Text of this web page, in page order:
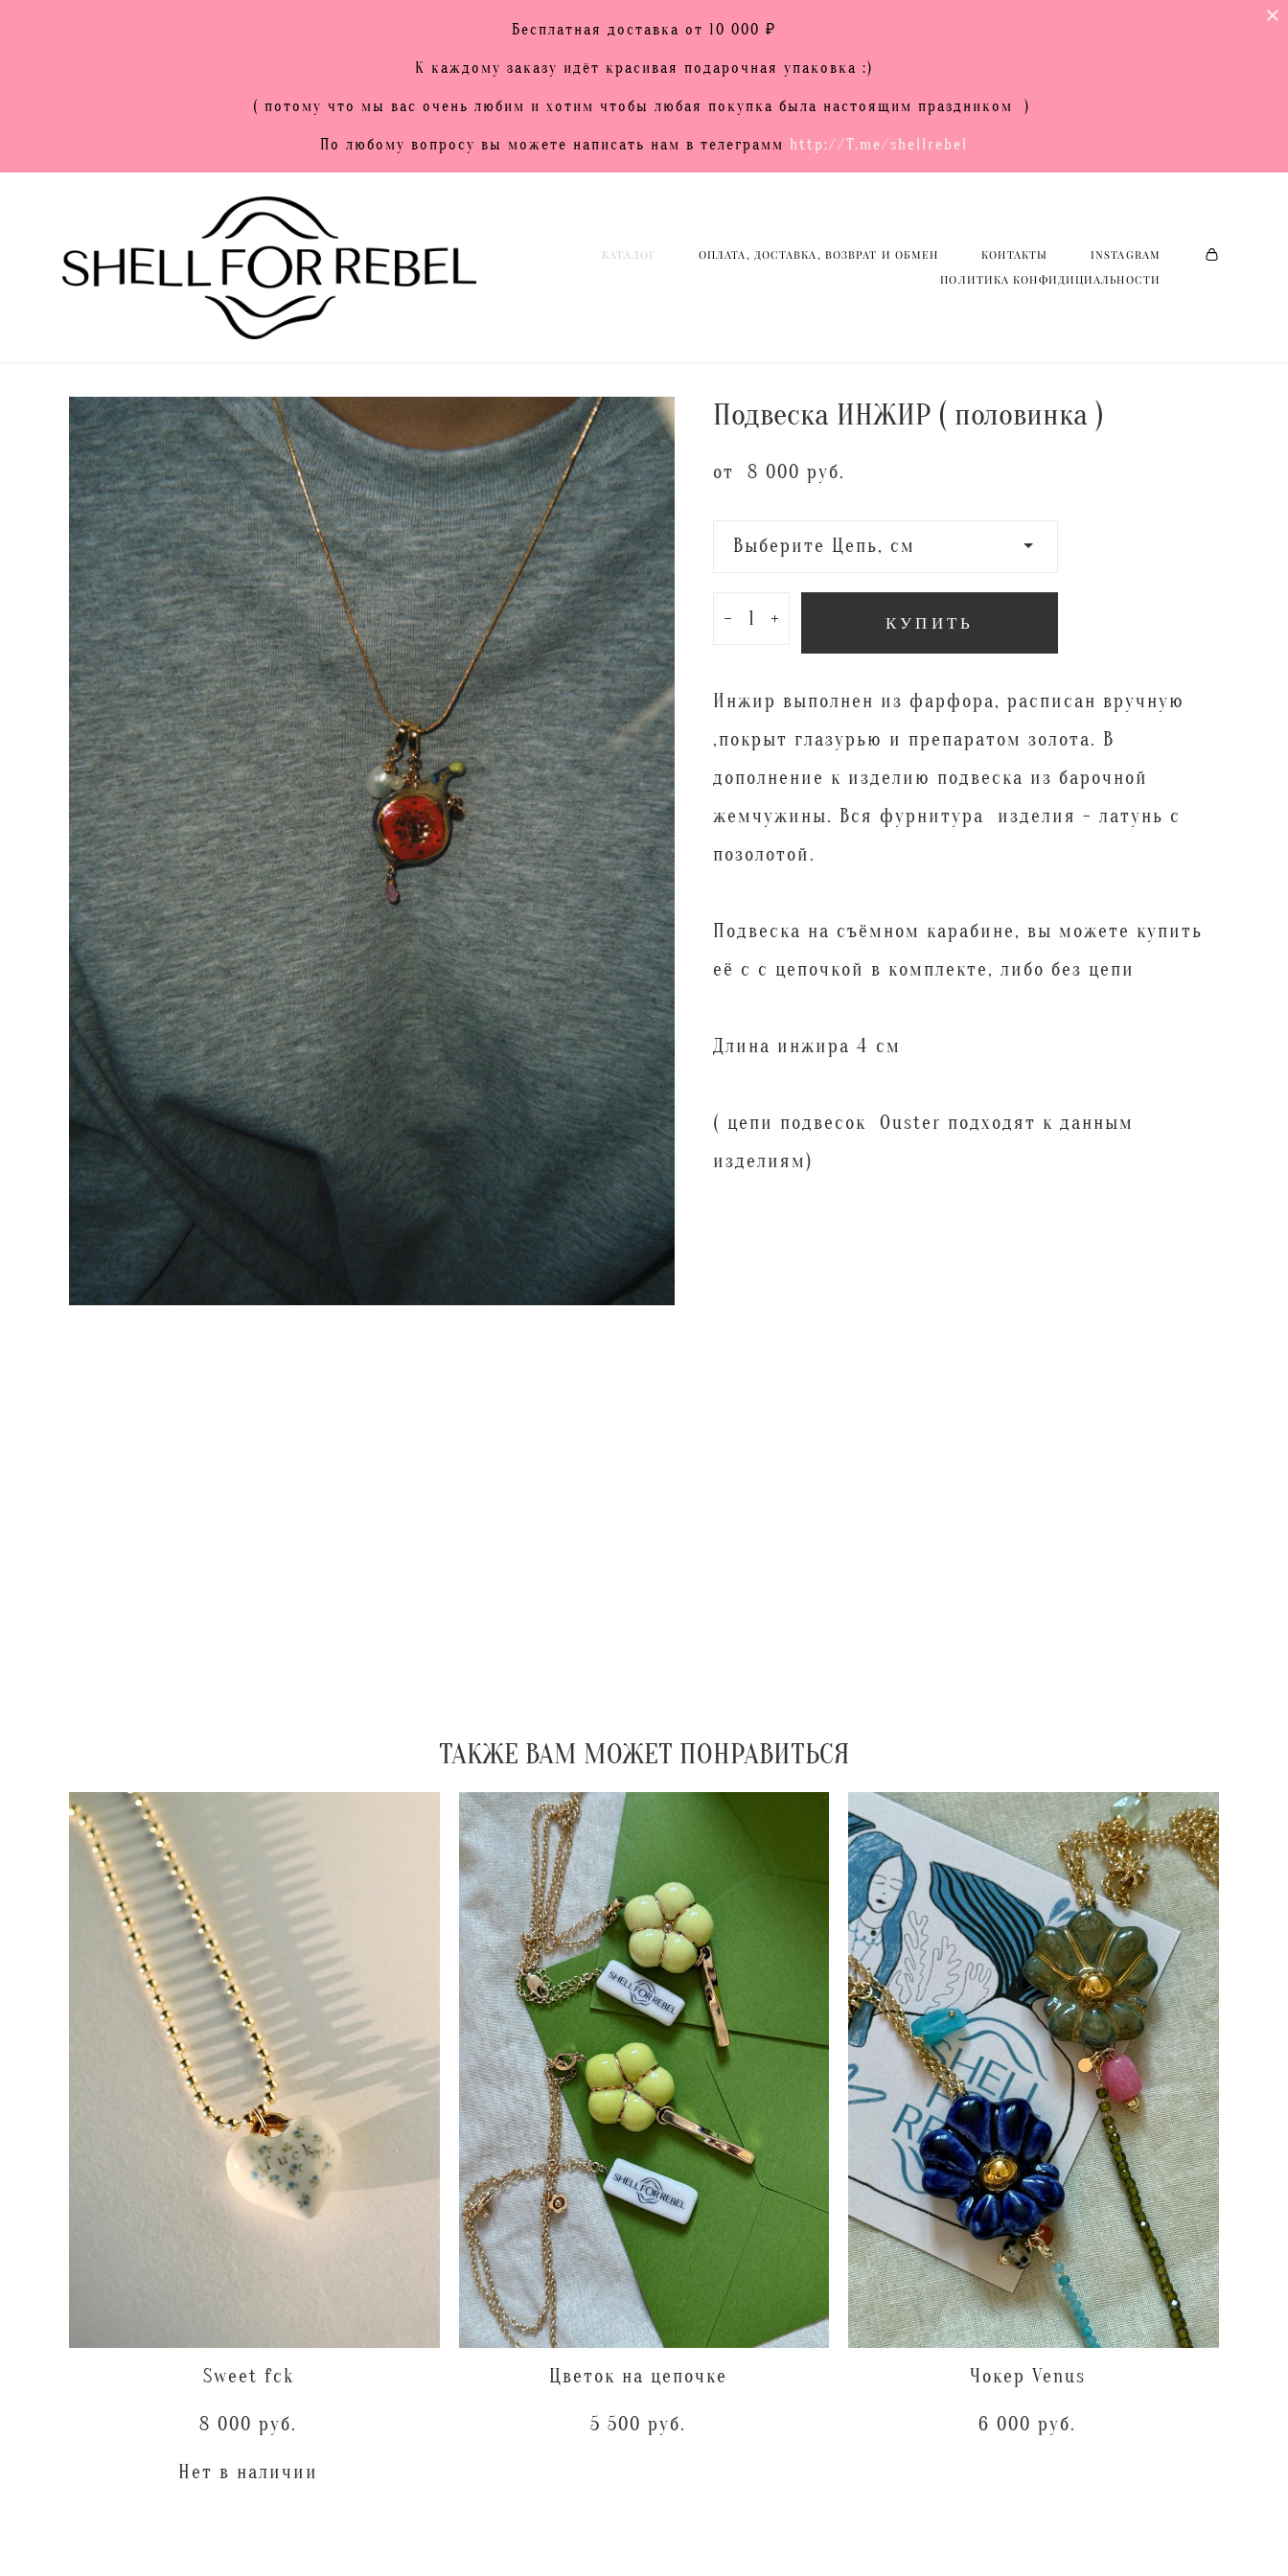
Бесплатная доставка от 10 000 ₽
К каждому заказу идёт красивая подарочная упаковка :)
( потому что мы вас очень любим и хотим чтобы любая покупка была настоящим праздником )
По любому вопросу вы можете написать нам в телеграмм http://T.me/shellrebel
КАТАЛОГ ОПЛАТА, ДОСТАВКА, ВОЗВРАТ И ОБМЕН КОНТАКТЫ
INSTAGRAM
ПОЛИТИКА КОНФИДИЦИАЛЬНОСТИ
ПОЛИТИКА КОНФИДИЦИАЛЬНОСТИ
Подвеска ИНЖИР ( половинка )
от 8 000 pуб.
Выберите Цепь, см
КУПИТЬ
Инжир выполнен из фарфора, расписан вручную
,покрыт глазурью и препаратом золота. В
дополнение к изделию подвеска из барочной
жемчужины. Вся фурнитура изделия - латунь с
позолотой.
Подвеска на съёмном карабине, вы можете купить
её с с цепочкой в комплекте, либо без цепи
Длина инжира 4 см
( цепи подвесок Ouster подходят к данным
изделиям)
ТАКЖЕ ВАМ МОЖЕТ ПОНРАВИТЬСЯ
Sweet fck
8 000 pуб.
Нет в наличии
Цветок на цепочке
5 500 pуб.
Чокер Venus
6 000 pуб.